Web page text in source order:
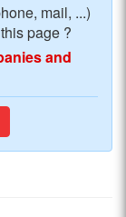
mail, ...)
page ?
and